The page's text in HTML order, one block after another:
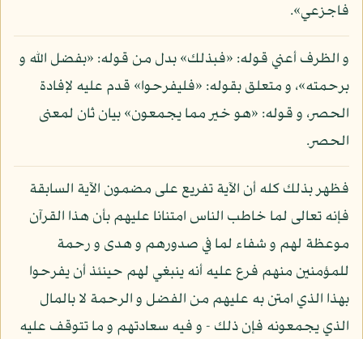
فاجزعي».
و الظرف أعني قوله: «فبذلك» بدل من قوله: «بفضل الله و
برحمته»، و متعلق بقوله: «فليفرحوا» قدم عليه لإفادة
الحصر، و قوله: «هو خير مما يجمعون» بيان ثان لمعنى
الحصر.
فظهر بذلك كله أن الآية تفريع على مضمون الآية السابقة
فإنه تعالى لما خاطب الناس امتنانا عليهم بأن هذا القرآن
موعظة لهم و شفاء لما في صدورهم و هدى و رحمة
للمؤمنين منهم فرع عليه أنه ينبغي لهم حينئذ أن يفرحوا
بهذا الذي امتن به عليهم من الفضل و الرحمة لا بالمال
الذي يجمعونه فإن ذلك - و فيه سعادتهم و ما تتوقف عليه